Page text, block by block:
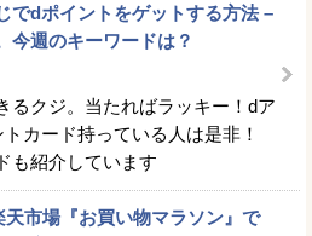
でdポイントをゲットする方法 –
今週のキーワードは？
るクジ。当たればラッキー！dア
カード持っている人は是非！
も紹介しています
天市場『お買い物マラソン』で